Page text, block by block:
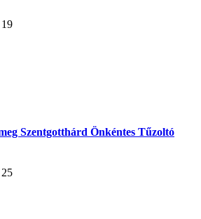
Szentgotthárd Önkéntes Tűzoltó